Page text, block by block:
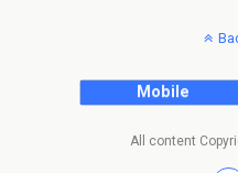
Mobile
All content